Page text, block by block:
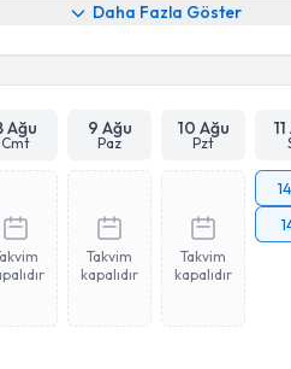
Daha Fazla Göster
Ağu
Cmt
9 Ağu
Paz
10 Ağu
Pzt
Takvim
kapalıdır
Takvim
kapalıdır